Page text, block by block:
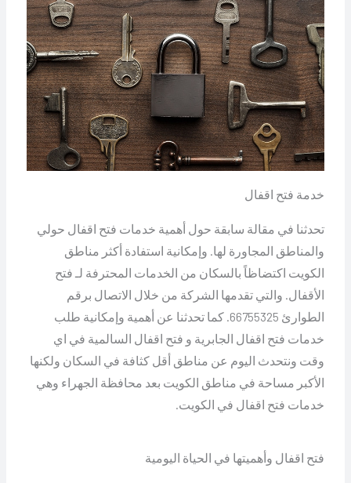
خدمة فتح اقفال
تحدثنا في مقالة سابقة حول أهمية خدمات فتح اقفال حولي
والمناطق المجاورة لها. وإمكانية استفادة أكثر مناطق
الكويت اكتضاظاً بالسكان من الخدمات المحترفة لـ فتح
الأقفال. والتي تقدمها الشركة من خلال الاتصال برقم
الطوارئ 66755325. كما تحدثنا عن أهمية وإمكانية طلب
خدمات فتح اقفال الجابرية و فتح اقفال السالمية في اي
وقت ونتحدث اليوم عن مناطق أقل كثافة في السكان ولكنها
الأكبر مساحة في مناطق الكويت بعد محافظة الجهراء وهي
خدمات فتح اقفال في الكويت.
فتح اقفال وأهميتها في الحياة اليومية